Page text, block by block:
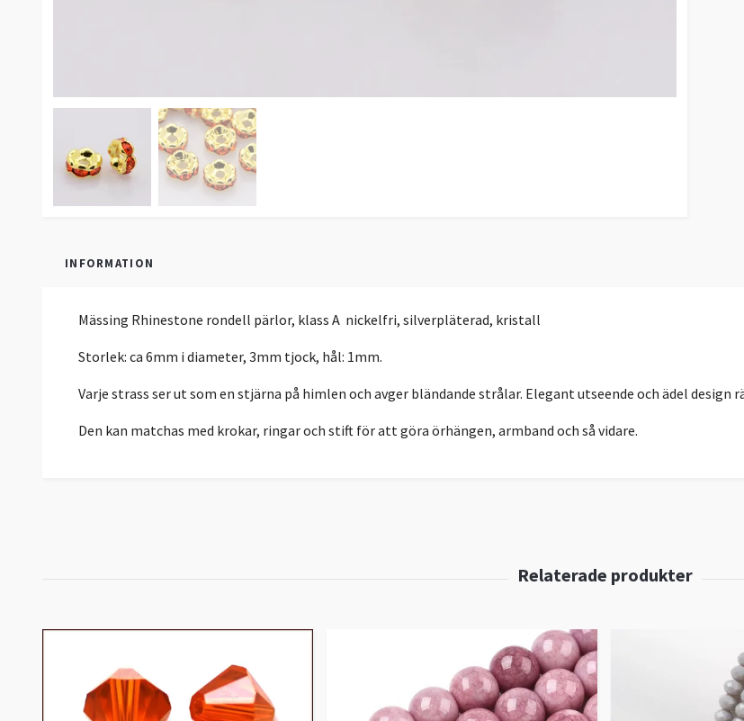
INFORMATION
Mässing Rhinestone rondell pärlor, klass A nickelfri, silverpläterad, kristall
Storlek: ca 6mm i diameter, 3mm tjock, hål: 1mm.
Varje strass ser ut som en stjärna på himlen och avger bländande strålar. Elegant utseende och ädel
Den kan matchas med krokar, ringar och stift för att göra örhängen, armband och så vidare.